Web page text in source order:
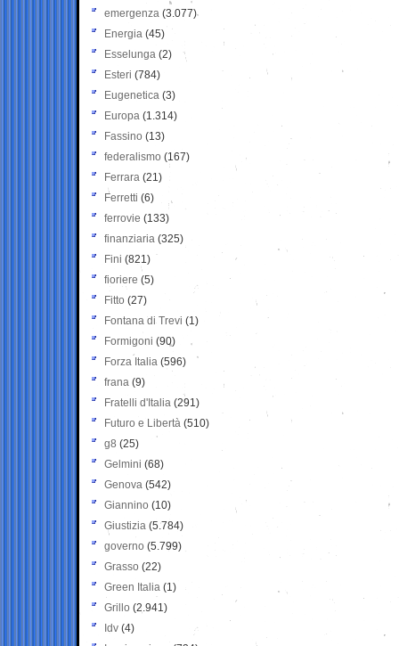
emergenza (3.077)
Energia (45)
Esselunga (2)
Esteri (784)
Eugenetica (3)
Europa (1.314)
Fassino (13)
federalismo (167)
Ferrara (21)
Ferretti (6)
ferrovie (133)
finanziaria (325)
Fini (821)
fioriere (5)
Fitto (27)
Fontana di Trevi (1)
Formigoni (90)
Forza Italia (596)
frana (9)
Fratelli d'Italia (291)
Futuro e Libertà (510)
g8 (25)
Gelmini (68)
Genova (542)
Giannino (10)
Giustizia (5.784)
governo (5.799)
Grasso (22)
Green Italia (1)
Grillo (2.941)
Idv (4)